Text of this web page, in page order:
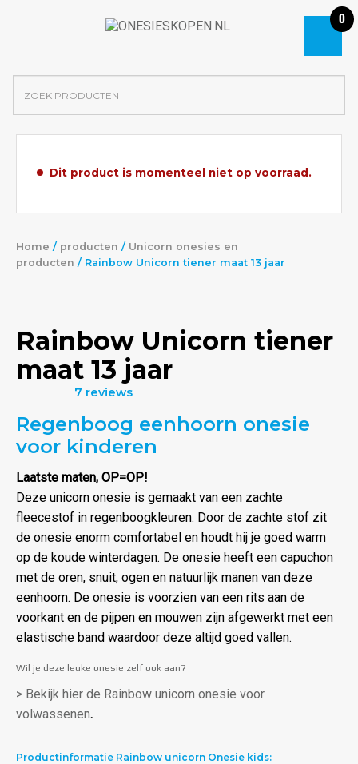
0
Home / producten / Unicorn onesies en
producten / Rainbow Unicorn tiener maat 13 jaar
Dit product is momenteel niet op voorraad.
Rainbow Unicorn tiener
maat 13 jaar
4.86uit
7 reviews
Regenboog eenhoorn onesie
voor kinderen
Laatste maten, OP=OP!
Deze unicorn onesie is gemaakt van een zachte
fleecestof in regenboogkleuren. Door de zachte stof zit
de onesie enorm comfortabel en houdt hij je goed warm
op de koude winterdagen. De onesie heeft een capuchon
met de oren, snuit, ogen en natuurlijk manen van deze
eenhoorn. De onesie is voorzien van een rits aan de
voorkant en de pijpen en mouwen zijn afgewerkt met een
elastische band waardoor deze altijd goed vallen.
Wil je deze leuke onesie zelf ook aan?
> Bekijk hier de Rainbow unicorn onesie voor
volwassenen.
Productinformatie Rainbow unicorn Onesie kids: